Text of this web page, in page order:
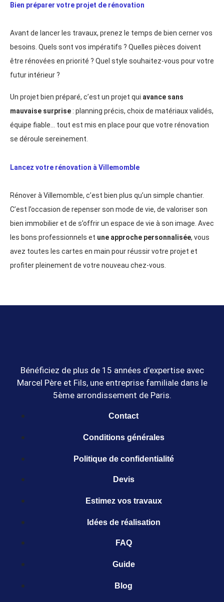
Bien préparer votre projet de rénovation
Avant de lancer les travaux, prenez le temps de bien cerner vos
besoins. Quels sont vos impératifs ? Quelles pièces doivent
être rénovées en priorité ? Quel style souhaitez-vous pour votre
futur intérieur ?
Un projet bien préparé, c’est un projet qui avance sans
mauvaise surprise : planning précis, choix de matériaux validés,
équipe fiable… tout est mis en place pour que votre rénovation
se déroule sereinement.
Lancez votre rénovation à Villemomble
Rénover à Villemomble, c’est bien plus qu’un simple chantier.
C’est l’occasion de repenser son mode de vie, de valoriser son
bien immobilier et de s’offrir un espace de vie à son image. Avec
les bons professionnels et une approche personnalisée, vous
avez toutes les cartes en main pour réussir votre projet et
profiter pleinement de votre nouveau chez-vous.
Bénéficiez de plus de 15 années d’expertise avec
Marcel Père et Fils, une entreprise familiale dans le
5ème arrondissement de Paris.
Contact
Conditions générales
Politique de confidentialité
Devis
Estimez vos travaux
Idées de réalisation
FAQ
Guide
Blog